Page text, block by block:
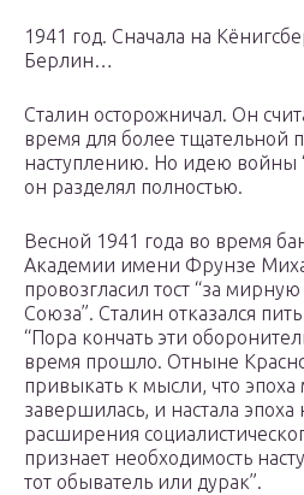
1941 год. Сначала на
Берлин…
Сталин осторожничал. Он
время для более тщательной
наступлению. Но идею войны
он разделял полностью.
Весной 1941 года во время
Академии имени Фрунзе
провозгласил тост “за
Союза”. Сталин отказался
“Пора кончать эти
время прошло. Отныне
привыкать к мысли, что
завершилась, и настала эпоха
расширения
признает необходимость
тот обыватель или дурак”.